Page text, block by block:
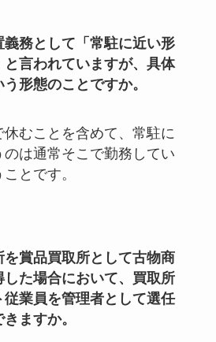
義務として「常駐に近い形
と言われていますが、具体
形態のことですか。
むことを含めて、常駐に
は通常そこで勤務してい
とです。
を賞品買取所として古物商
した場合において、買取所
従業員を管理者として選任
ますか。